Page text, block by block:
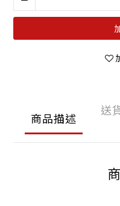
商品描述
送